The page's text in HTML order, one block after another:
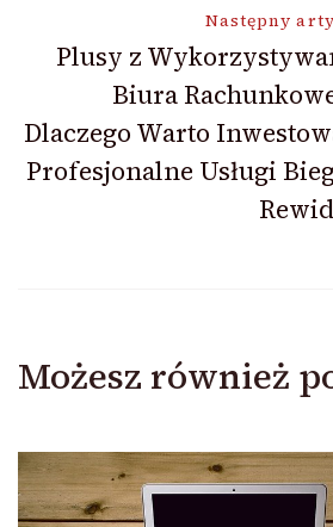
Następny
Plusy z
Biura
Dlaczego Warto
Profesjonalne Usługi
Możesz również